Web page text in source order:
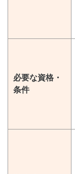
必要な資格・
条件